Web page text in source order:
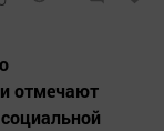
отмечают